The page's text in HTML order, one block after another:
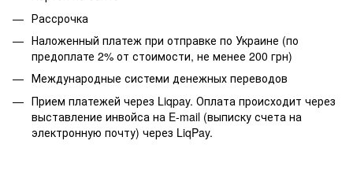
Рассрочка
Наложенный платеж при отправке по Украине (по
предоплате 2% от стоимости, не менее 200 грн)
Международные системи денежных переводов
Прием платежей через Liqpay. Оплата происходит через
выставление инвойса на E-mail (выписку счета на
электронную почту) через LiqPay.